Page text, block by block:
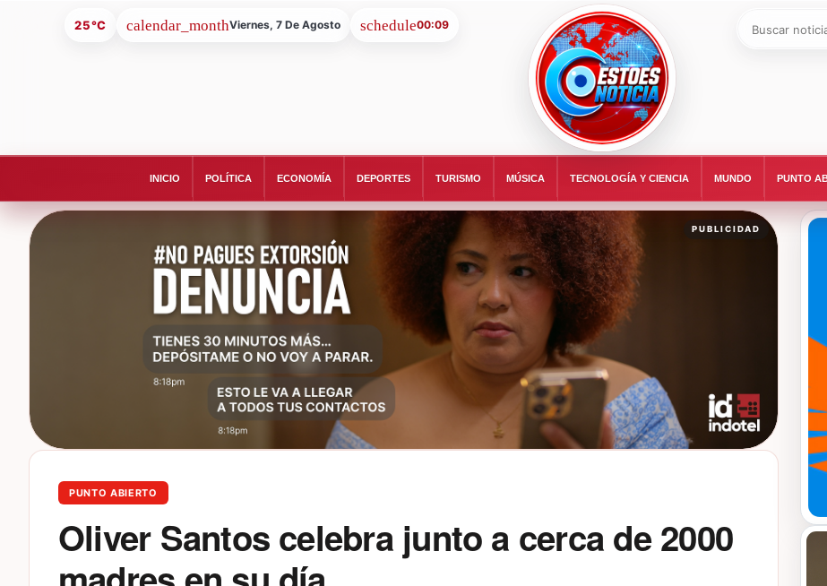
25°C Viernes, 7 De Agosto 00:09
ESTOESNOTICIA|NOTICIAS
INICIO POLÍTICA ECONOMÍA DEPORTES TURISMO MÚSICA TECNOLOGÍA Y CIENCIA MUNDO PUNTO
PUBLICIDAD
PUNTO ABIERTO
Oliver Santos celebra junto a cerca de 2000